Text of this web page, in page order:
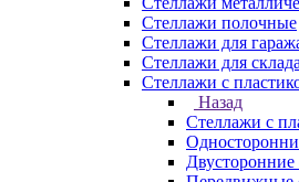
Стеллажи полочные
Стеллажи для
Стеллажи для склада
Стеллажи с
Назад
Стеллажи с
Двусторонние